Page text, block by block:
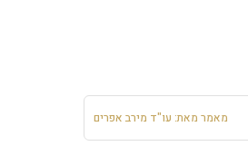
מאמר מאת: עו"ד מירב אפרים